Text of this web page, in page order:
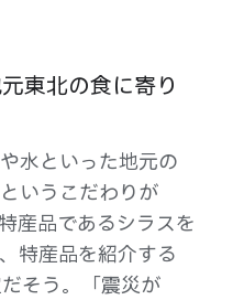
東北の​食に​寄り​
水と​いった​地元の​
いう​こだわりが​
産品である​シラスを​
特産品を​紹介する
そう。​「震災が​